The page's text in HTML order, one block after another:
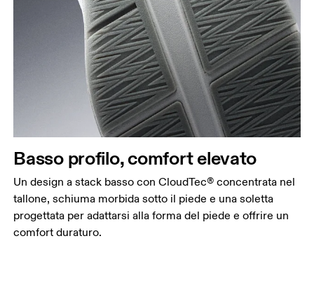
Basso profilo, comfort elevato
Un design a stack basso con CloudTec® concentrata nel
tallone, schiuma morbida sotto il piede e una soletta
progettata per adattarsi alla forma del piede e offrire un
comfort duraturo.